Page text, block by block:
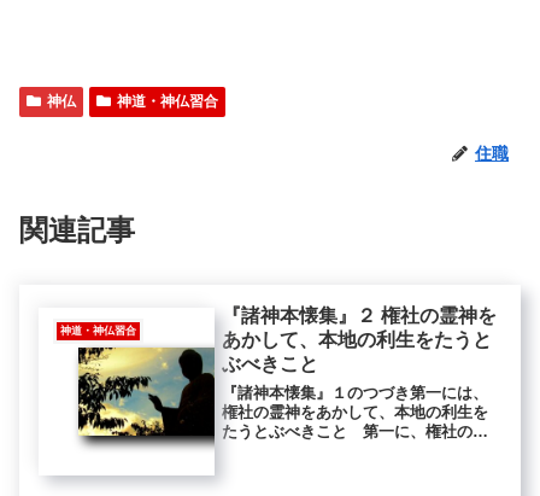
神仏 神道・神仏習合
住職
関連記事
神道・神仏習合
『諸神本懐集』２ 権社の霊神を
あかして、本地の利生をたうと
ぶべきこと
『諸神本懐集』１のつづき第一には、
権社の霊神をあかして、本地の利生を
たうとぶべきこと 第一に、権社の霊